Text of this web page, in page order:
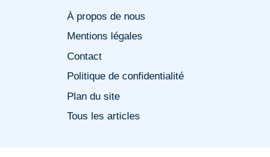
À propos de nous
Mentions légales
Contact
Politique de confidentialité
Plan du site
Tous les articles